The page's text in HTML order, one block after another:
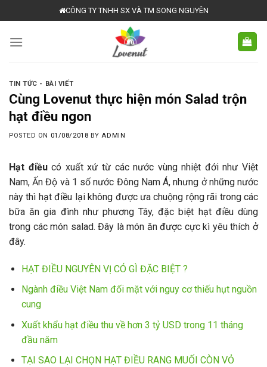
to
content
CÔNG TY TNHH SX VÀ TM SONG NGUYÊN
TIN TỨC - BÀI VIẾT
Cùng Lovenut thực hiện món Salad trộn
hạt điều ngon
POSTED ON 01/08/2018 BYADMIN
Hạt điềucó xuất xứ từ các nước vùng nhiệt đới như Việt
Nam, Ấn Độ và 1 số nước Đông Nam Á, nhưng ở những nước
này thì hạt điều lại không được ưa chuộng rộng rãi trong các
bữa ăn gia đình như phương Tây, đặc biệt hạt điều dùng
trong các món salad. Đây là món ăn được cực kì yêu thích ở
đây.
HẠT ĐIỀU NGUYÊN VỊ CÓ GÌ ĐẶC BIỆT ?
Ngành điều Việt Nam đối mặt với nguy cơ thiếu hụt nguồn
cung
Xuất khẩu hạt điều thu về hơn 3 tỷ USD trong 11 tháng
đầu năm
TẠI SAO LẠI CHỌN HẠT ĐIỀU RANG MUỐI CÒN VỎ